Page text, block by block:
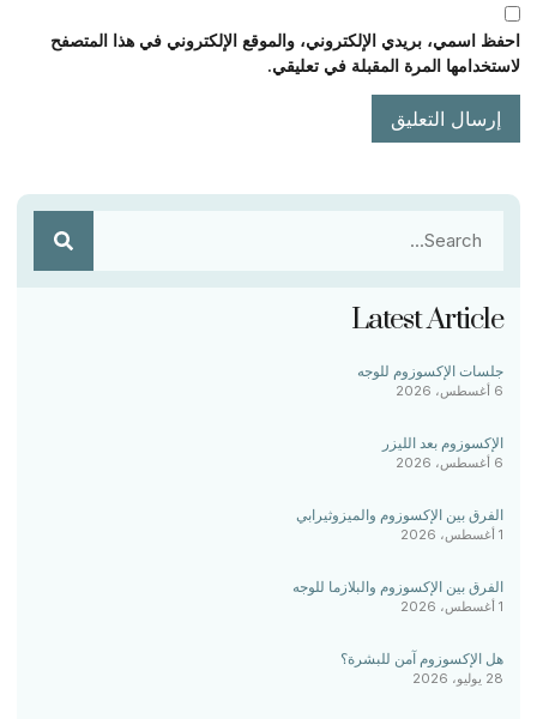
احفظ اسمي، بريدي الإلكتروني، والموقع الإلكتروني في هذا المتصفح
لاستخدامها المرة المقبلة في تعليقي.
Latest Article
جلسات الإكسوزوم للوجه
6 أغسطس، 2026
الإكسوزوم بعد الليزر
6 أغسطس، 2026
الفرق بين الإكسوزوم والميزوثيرابي
1 أغسطس، 2026
الفرق بين الإكسوزوم والبلازما للوجه
1 أغسطس، 2026
هل الإكسوزوم آمن للبشرة؟
28 يوليو، 2026